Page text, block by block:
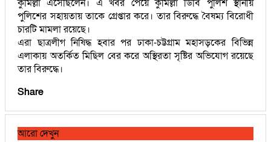
কুমিল্লা এসেছিলেন। এ খবর পেয়ে কুমিল্লা ডিবি পুলিশ স্থানীয়
পুলিশের সহায়তায় তাকে গ্রেপ্তার করে। তার বিরুদ্ধে বৈষম্য বিরোধী
চারটি মামলা রয়েছে।
এরা ছাত্রলীগ নিষিদ্ধ হবার পর ঢাকা-চট্টগ্রাম মহাসড়কের বিভিন্ন
এলাকায় অতর্কিত মিছিল বের করে অস্থিরতা সৃষ্টির অভিযোগ রয়েছে
তার বিরুদ্ধে।
Share
আরো দেখুন